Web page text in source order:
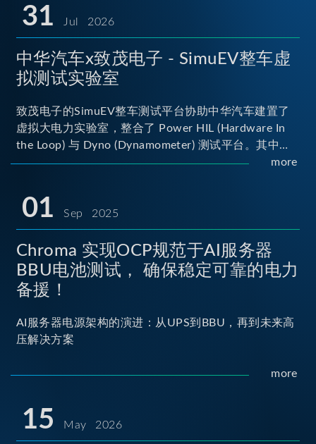
31 Jul 2026
中华汽车x致茂电子 - SimuEV整车虚
拟测试实验室
致茂电子的SimuEV整车测试平台协助中华汽车建置了
虚拟大电力实验室，整合了 Power HIL (Hardware In
the Loop) 与 Dyno (Dynamometer) 测试平台。其中
Power HIL 建立OBC (Onboard Charger) 与 DC/DC转
马达待测物重现车辆行驶时的负载工况...
more
01 Sep 2025
Chroma 实现OCP规范于AI服务器
BBU电池测试， 确保稳定可靠的电力
备援！
AI服务器电源架构的演进：从UPS到BBU，再到未来高
压解决方案
more
15 May 2026